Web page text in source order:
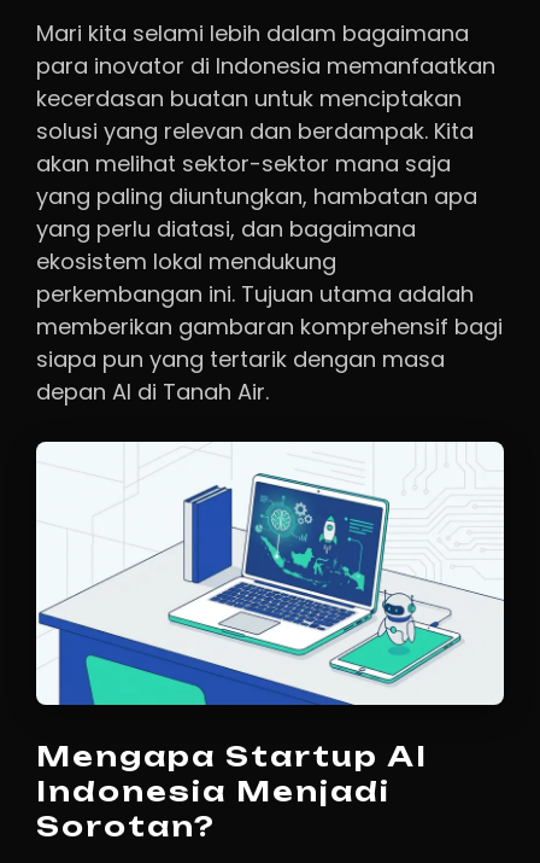
Mari kita selami lebih dalam bagaimana
para inovator di Indonesia memanfaatkan
kecerdasan buatan untuk menciptakan
solusi yang relevan dan berdampak. Kita
akan melihat sektor-sektor mana saja
yang paling diuntungkan, hambatan apa
yang perlu diatasi, dan bagaimana
ekosistem lokal mendukung
perkembangan ini. Tujuan utama adalah
memberikan gambaran komprehensif bagi
siapa pun yang tertarik dengan masa
depan AI di Tanah Air.
Mengapa Startup AI
Indonesia Menjadi
Sorotan?